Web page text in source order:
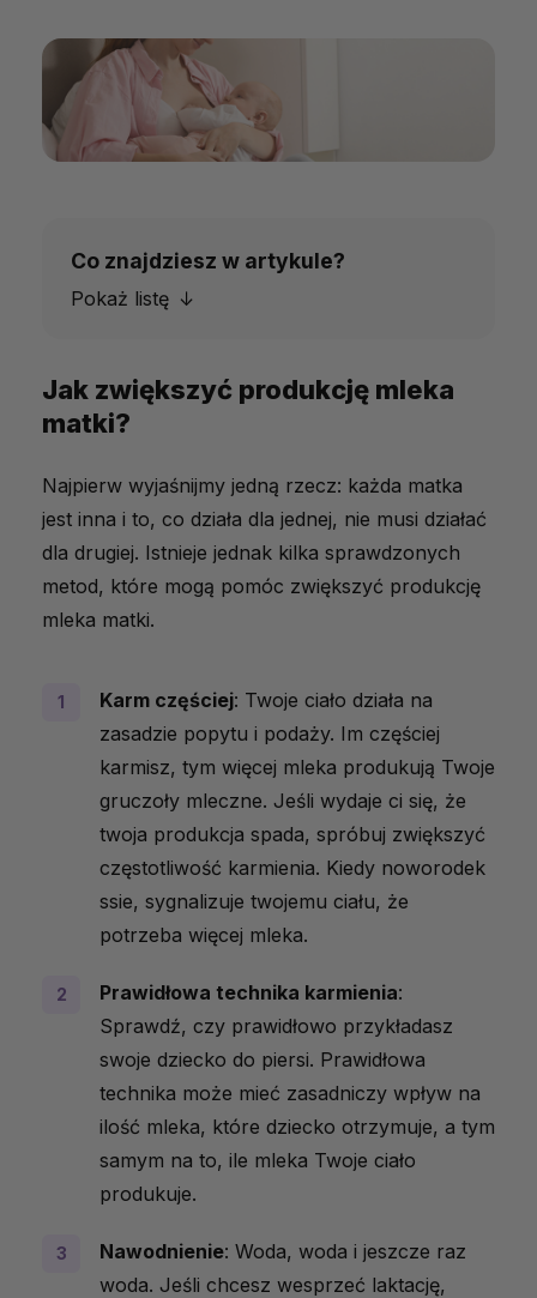
Co znajdziesz w artykule?
Pokaż listę
Jak zwiększyć produkcję mleka matki?
Połączenie Kozieradki z Drapaczem
Działania niepożądane i skutki uboczne
Czy stosowanie kozieradki i drapacza w
czasie ciąży jest bezpieczne?
Jakie produkty na wsparcie karmienia
piersią znajdziesz u nas?
Jak zwiększyć produkcję mleka
matki?
Najpierw wyjaśnijmy jedną rzecz: każda matka
jest inna i to, co działa dla jednej, nie musi działać
dla drugiej. Istnieje jednak kilka sprawdzonych
metod, które mogą pomóc zwiększyć produkcję
mleka matki.
Karm częściej: Twoje ciało działa na
zasadzie popytu i podaży. Im częściej
karmisz, tym więcej mleka produkują Twoje
gruczoły mleczne. Jeśli wydaje ci się, że
twoja produkcja spada, spróbuj zwiększyć
częstotliwość karmienia. Kiedy noworodek
ssie, sygnalizuje twojemu ciału, że
potrzeba więcej mleka.
Prawidłowa technika karmienia:
Sprawdź, czy prawidłowo przykładasz
swoje dziecko do piersi. Prawidłowa
technika może mieć zasadniczy wpływ na
ilość mleka, które dziecko otrzymuje, a tym
samym na to, ile mleka Twoje ciało
produkuje.
Nawodnienie: Woda, woda i jeszcze raz
woda. Jeśli chcesz wesprzeć laktację,